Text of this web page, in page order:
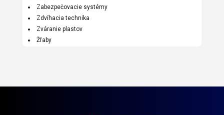
Zabezpečovacie systémy
Zdvíhacia technika
Zváranie plastov
Žľaby